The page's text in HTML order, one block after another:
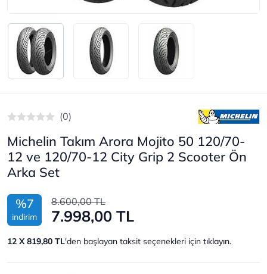
(0)
Michelin Takım Arora Mojito 50 120/70-
12 ve 120/70-12 City Grip 2 Scooter Ön
Arka Set
%7
indirim
8.600,00 TL
7.998,00 TL
12 X 819,80 TL'den başlayan taksit seçenekleri için tıklayın.